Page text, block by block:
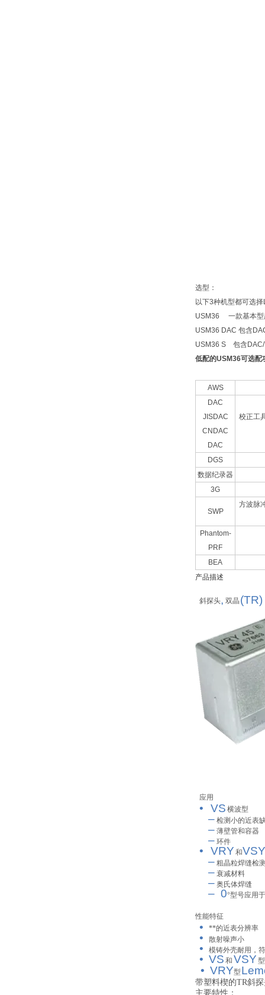
选型：
以下3种机型都可选
USM36 一款基本型
USM36 DAC 包含
USM36 S 包含DAC/
低配的USM36可选配
AWS
DAC
JISDAC
CNDAC
DAC
校正工
DGS
数据纪录器
3G
SWP
方波脉
Phantom-
PRF
BEA
产品描述
斜探头, 双晶 (TR)
应用
• VS 横波型
– 检测小的近表
– 薄壁管和容器
– 环件
• VRY 和VSY
– 粗晶粒焊缝检
– 衰减材料
– 奥氏体焊缝
– 0°型号应用于
性能特征
• **的近表分辨率
• 散射噪声小
• 模铸外壳耐用，
• VS 和 VSY 型
• VRY型
带塑料楔的TR斜
主要特性：